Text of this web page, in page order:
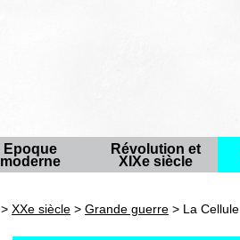
Epoque
moderne
Révolution et
XIXe siècle
> XXe siècle > Grande guerre > La